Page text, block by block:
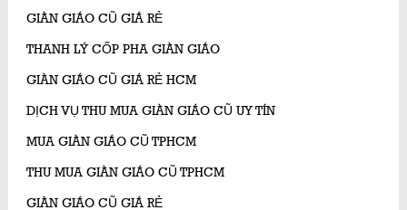
GIÀN GIÁO CŨ GIÁ RẺ
THANH LÝ CỐP PHA GIÀN GIÁO
GIÀN GIÁO CŨ GIÁ RẺ HCM
DỊCH VỤ THU MUA GIÀN GIÁO CŨ UY TÍN
MUA GIÀN GIÁO CŨ TPHCM
THU MUA GIÀN GIÁO CŨ TPHCM
GIÀN GIÁO CŨ GIÁ RẺ